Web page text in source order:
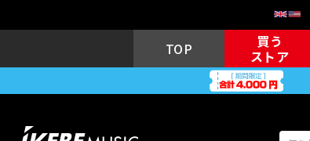
TOP
買う
ストア